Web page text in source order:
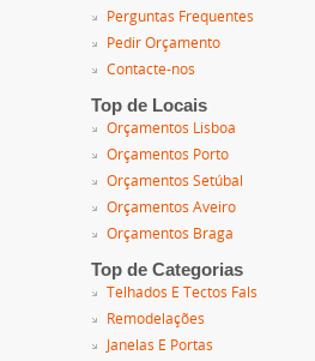
Perguntas Frequentes
Pedir Orçamento
Contacte-nos
Top de Locais
Orçamentos Lisboa
Orçamentos Porto
Orçamentos Setúbal
Orçamentos Aveiro
Orçamentos Braga
Top de Categorias
Telhados E Tectos Fals
Remodelações
Janelas E Portas